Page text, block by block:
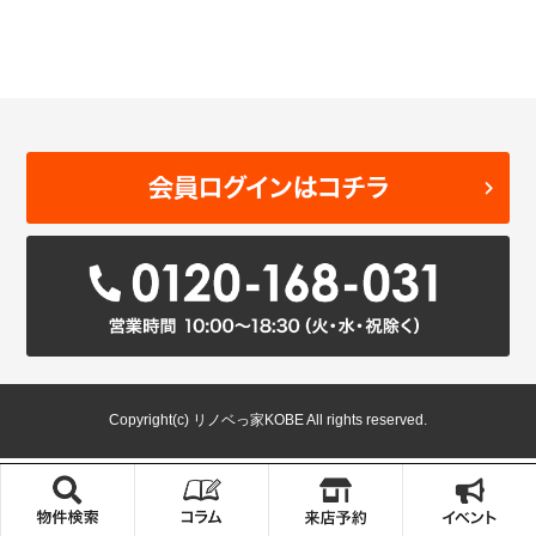
Copyright(c) リノベっ家KOBE All rights reserved.